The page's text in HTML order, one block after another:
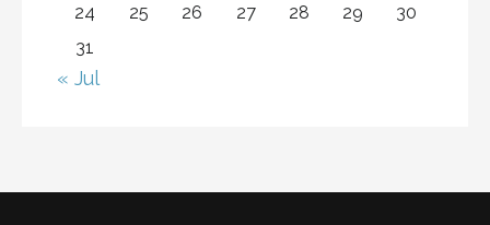
a
24
25 26 27 28 29
30
31
« Jul